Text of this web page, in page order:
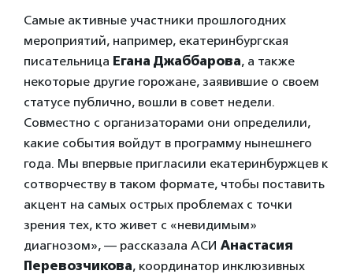
Самые активные участники прошлогодних
мероприятий, например, екатеринбургская
писательница Егана Джаббарова, а также
некоторые другие горожане, заявившие о своем
статусе публично, вошли в совет недели.
Совместно с организаторами они определили,
какие события войдут в программу нынешнего
года. Мы впервые пригласили екатеринбуржцев к
сотворчеству в таком формате, чтобы поставить
акцент на самых острых проблемах с точки
зрения тех, кто живет с «невидимым»
диагнозом», — рассказала АСИ Анастасия
Перевозчикова, координатор инклюзивных